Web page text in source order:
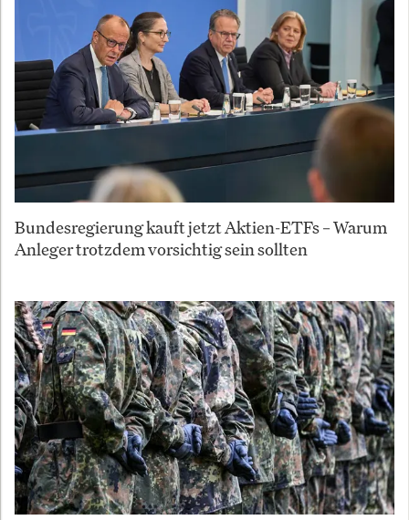
Bundesregierung kauft jetzt Aktien-ETFs – Warum
Anleger trotzdem vorsichtig sein sollten